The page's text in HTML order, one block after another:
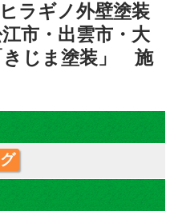
ラギノ外壁塗装
市・出雲市・大
きじま塗装」 施